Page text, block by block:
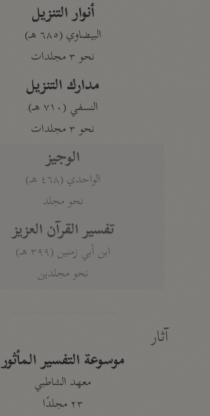
أنوار التنزيل
البيضاوي (٦٨٥ هـ)
نحو ٣ مجلدات
مدارك التنزيل
النسفي (٧١٠ هـ)
نحو ٣ مجلدات
الوجيز
الواحدي (٤٦٨ هـ)
نحو مجلد
تفسير القرآن العزيز
ابن أبي زمنين (٣٩٩ هـ)
نحو مجلدين
آثار
موسوعة التفسير المأثور
معهد الشاطبي
٢٣ مجلدًا